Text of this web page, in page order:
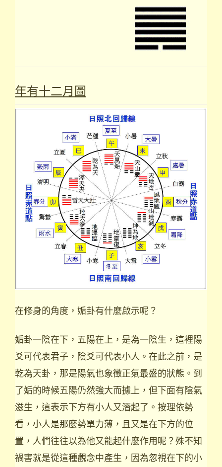
年有十二月圖
在修身的角度，姤卦有什麼啟示呢？
姤卦一陰在下，五陽在上，是為一陰生，這裡陽
爻可代表君子，陰爻可代表小人。在此之前，是
乾為天卦，那是陽氣也象徵正氣最盛的狀態。到
了姤的時候五陽仍然強大而據上，但下面有陰氣
滋生，這表示下方有小人又潛起了。按理依勢
看，小人是那麼勢單力薄，且又是在下方的位
置，人們往往以為他又能起什麼作用呢？殊不知
禍害就是從這種觀念中產生，因為忽視在下的小